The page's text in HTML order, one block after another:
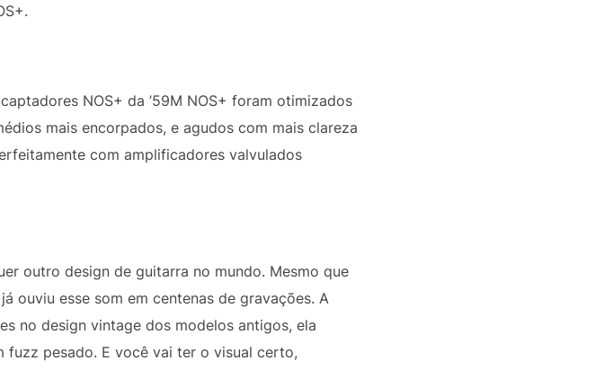
NOS+ da ’59M NOS+ foram otimizados
mais encorpados, e agudos com mais clareza
com amplificadores valvulados
outro design de guitarra no mundo. Mesmo que
ouviu esse som em centenas de gravações. A
no design vintage dos modelos antigos, ela
pesado. E você vai ter o visual certo,